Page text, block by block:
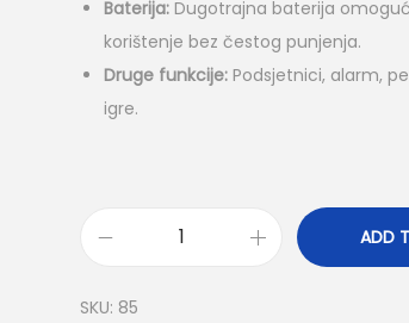
Baterija: Dugotrajna baterija
korištenje bez čestog punjenja.
Druge funkcije: Podsjetnici, alarm,
igre.
ADD
SKU: 85